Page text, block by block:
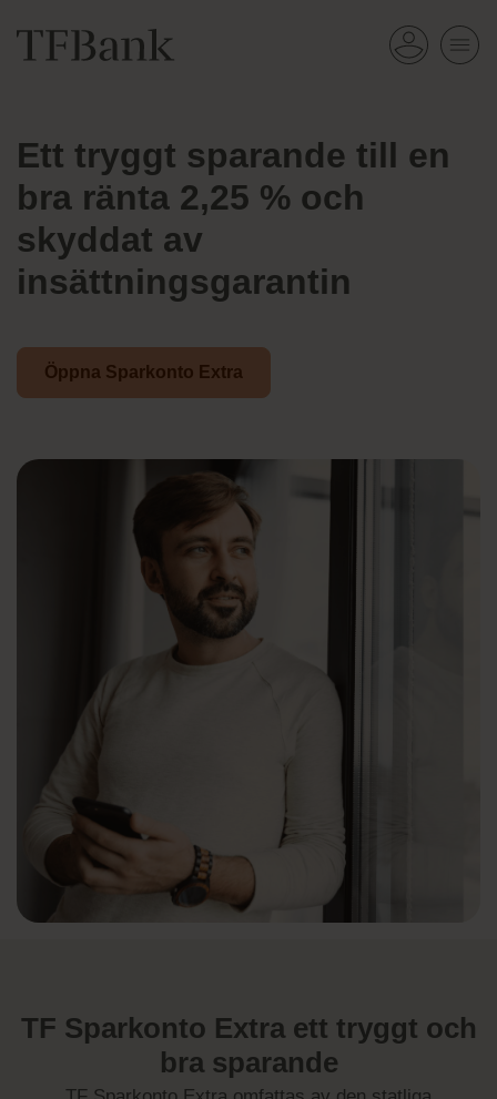
Ett tryggt sparande till en
bra ränta 2,25 % och
skyddat av
insättningsgarantin
Öppna Sparkonto Extra
TF Sparkonto Extra ett tryggt och
bra sparande